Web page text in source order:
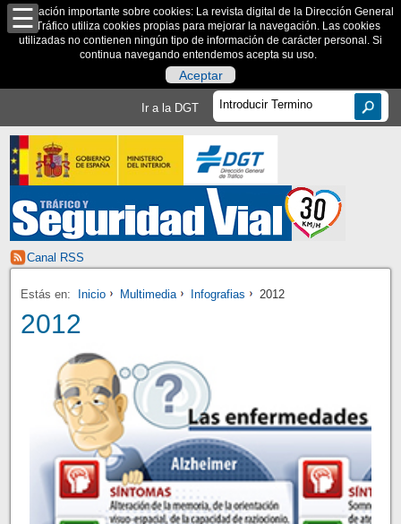
Información importante sobre cookies: La revista digital de la Dirección General
de Tráfico utiliza cookies propias para mejorar la navegación. Las cookies
utilizadas no contienen ningún tipo de información de carácter personal. Si
continua navegando entendemos acepta su uso.
Aceptar
Ir a la DGT
Canal RSS
Estás en: Inicio Multimedia Infografias 2012
2012